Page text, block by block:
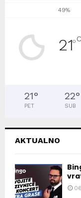
49%
21°C
21°
PET
22°
SUB
AKTUALNO